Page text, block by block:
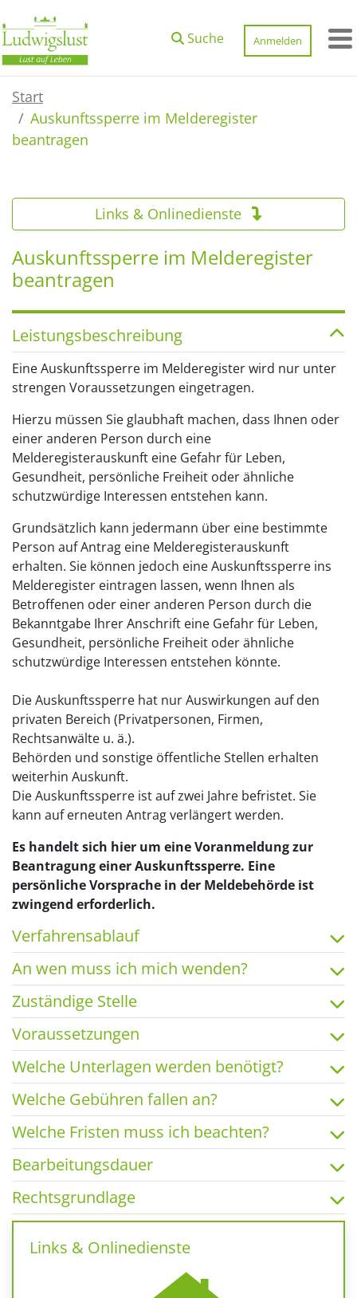
Zum Hauptinhalt springen
Suche
Anmelden
Start
Auskunftssperre im Melderegister
beantragen
Links & Onlinedienste
Auskunftssperre im Melderegister
beantragen
Leistungsbeschreibung
Eine Auskunftssperre im Melderegister wird nur unter
strengen Voraussetzungen eingetragen.
Hierzu müssen Sie glaubhaft machen, dass Ihnen oder
einer anderen Person durch eine
Melderegisterauskunft eine Gefahr für Leben,
Gesundheit, persönliche Freiheit oder ähnliche
schutzwürdige Interessen entstehen kann.
Grundsätzlich kann jedermann über eine bestimmte
Person auf Antrag eine Melderegisterauskunft
erhalten. Sie können jedoch eine Auskunftssperre ins
Melderegister eintragen lassen, wenn Ihnen als
Betroffenen oder einer anderen Person durch die
Bekanntgabe Ihrer Anschrift eine Gefahr für Leben,
Gesundheit, persönliche Freiheit oder ähnliche
schutzwürdige Interessen entstehen könnte.
Die Auskunftssperre hat nur Auswirkungen auf den
privaten Bereich (Privatpersonen, Firmen,
Rechtsanwälte u. ä.).
Behörden und sonstige öffentliche Stellen erhalten
weiterhin Auskunft.
Die Auskunftssperre ist auf zwei Jahre befristet. Sie
kann auf erneuten Antrag verlängert werden.
Es handelt sich hier um eine Voranmeldung zur
Beantragung einer Auskunftssperre. Eine
persönliche Vorsprache in der Meldebehörde ist
zwingend erforderlich.
Verfahrensablauf
An wen muss ich mich wenden?
Zuständige Stelle
Voraussetzungen
Welche Unterlagen werden benötigt?
Welche Gebühren fallen an?
Welche Fristen muss ich beachten?
Bearbeitungsdauer
Rechtsgrundlage
Links & Onlinedienste